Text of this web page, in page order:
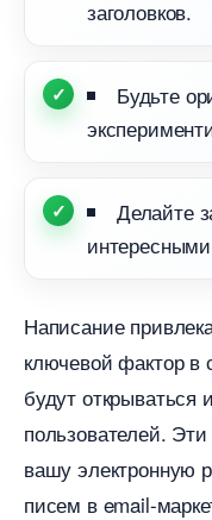
заголовков.
Будьте
Делайте
Написание
ключевой фактор в
удут открываться
пользователей.
ашу электронную
писем в email-